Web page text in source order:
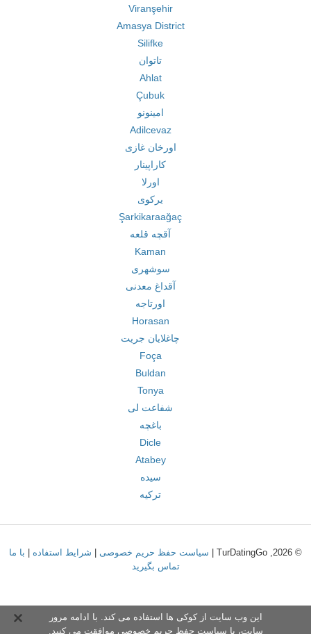
Viranşehir
Amasya District
Silifke
تاتوان
Ahlat
Çubuk
امینونو
Adilcevaz
اورخان غازی
کاراپینار
اورلا
یرکوی
Şarkikaraağaç
آقچه قلعه
Kaman
سوشهری
آقداغ معدنی
اورتاجه
Horasan
چاغلایان جریت
Foça
Buldan
Tonya
شفاعت لی
باغچه
Dicle
Atabey
سیده
ترکیه
© 2026, TurDatingGo | سیاست حفظ حریم خصوصی شرایط استفاده
با ما
تماس بگیرید
این وب سایت از کوکی ها استفاده می کند. با ادامه مرور
سایت، با سیاست حفظ حریم خصوصی موافقت می کنید.